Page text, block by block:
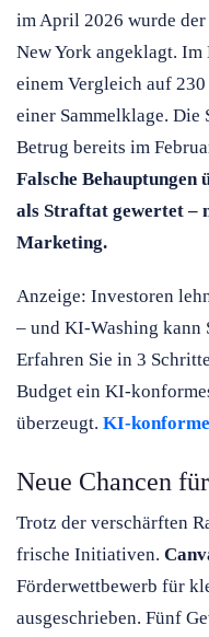
im April 2026 wurde
New York angeklagt.
einem Vergleich auf
einer Sammelklage. Die
Betrug bereits im
Falsche
als Straftat gewertet –
Marketing.
Anzeige: Investoren
– und KI-Washing kann
Erfahren Sie in 3
Budget ein KI-
überzeugt. KI-
Neue Chancen
Trotz der verschärften
frische Initiativen.
Förderwettbewerb für
ausgeschrieben. Fünf